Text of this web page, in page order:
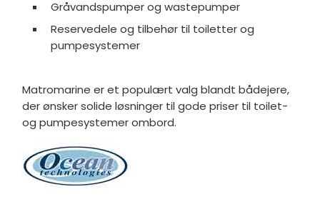
Gråvandspumper og wastepumper
Reservedele og tilbehør til toiletter og
pumpesystemer
Matromarine er et populært valg blandt bådejere,
der ønsker solide løsninger til gode priser til toilet-
og pumpesystemer ombord.